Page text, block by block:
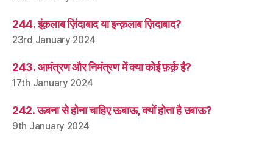
244. इंक़लाब ज़िंदाबाद या इन्क़लाब ज़िदाबाद?
23rd January 2024
243. आमंत्रण और निमंत्रण में क्या कोई फ़र्क़ है?
17th January 2024
242. ऊबना से होना चाहिए ऊबाऊ, क्यों होता है उबाऊ?
9th January 2024